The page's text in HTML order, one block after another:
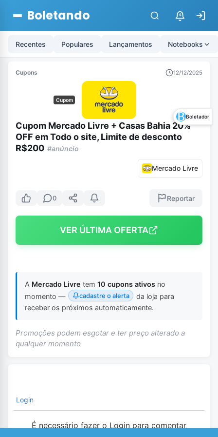
Boletando $
Recentes Populares Lançamentos Notebooks
Cupons 12/12/2025
Cupom
Boletador
Cupom Mercado Livre + Casas Bahia 20%
OFF em Todo o site, Limite de desconto
R$200 #anúncio
Mercado Livre
0 Reportar
VER ÚLTIMA OFERTA
A Mercado Livre tem 10 cupons ativos no
momento —
cadastre o alerta
da loja para
receber os próximos automaticamente.
Promoções podem esgotar e ter preço alterado a
qualquer momento
Login
É necessário fazer o Login para comentar